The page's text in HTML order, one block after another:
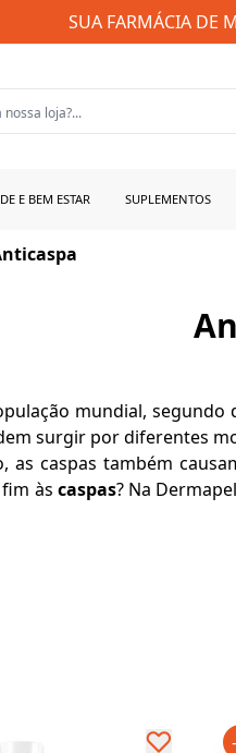
SUA FARMÁCIA DE
E BEM ESTAR SUPLEMENTOS
mundial,
surgir por diferentes
as caspas também
às caspas? Na